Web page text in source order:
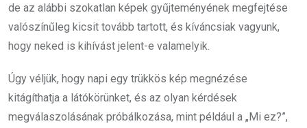
de az alábbi szokatlan képek gyűjteményének megfejtése
valószínűleg kicsit tovább tartott, és kíváncsiak vagyunk,
hogy neked is kihívást jelent-e valamelyik.
Úgy véljük, hogy napi egy trükkös kép megnézése
kitágíthatja a látókörünket, és az olyan kérdések
megválaszolásának próbálkozása, mint például a „Mi ez?”,